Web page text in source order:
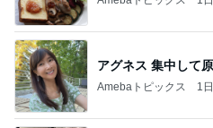
アグネス 集中して
Amebaトピックス 1